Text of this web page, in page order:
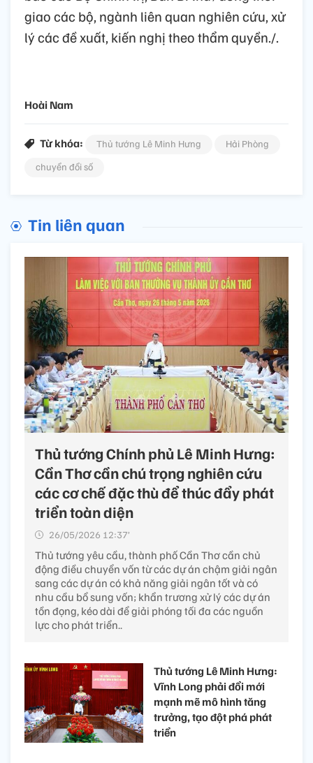
giao các bộ, ngành liên quan nghiên cứu, xử
lý các đề xuất, kiến nghị theo thẩm quyền./.
Hoài Nam
Từ khóa: Thủ tướng Lê Minh Hưng
Hải Phòng
chuyển đổi số
Tin liên quan
Thủ tướng Chính phủ Lê Minh Hưng:
Cần Thơ cần chú trọng nghiên cứu
các cơ chế đặc thù để thúc đẩy phát
triển toàn diện
26/05/2026 12:37’
Thủ tướng yêu cầu, thành phố Cần Thơ cần chủ
động điều chuyển vốn từ các dự án chậm giải ngân
sang các dự án có khả năng giải ngân tốt và có
nhu cầu bổ sung vốn; khẩn trương xử lý các dự án
tồn đọng, kéo dài để giải phóng tối đa các nguồn
lực cho phát triển..
Thủ tướng Lê Minh Hưng:
Vĩnh Long phải đổi mới
mạnh mẽ mô hình tăng
trưởng, tạo đột phá phát
triển